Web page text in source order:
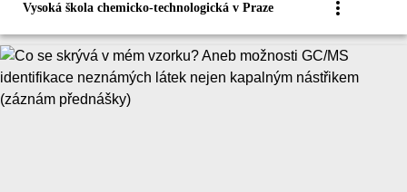
Vysoká škola chemicko-technologická v Praze